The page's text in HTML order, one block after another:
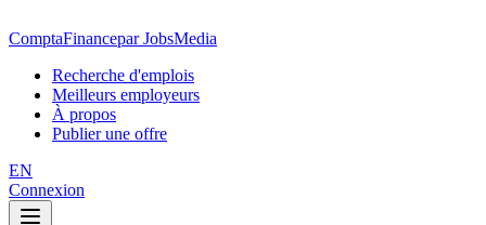
ComptaFinancepar JobsMedia
Recherche d'emplois
Meilleurs employeurs
À propos
Publier une offre
EN
Connexion